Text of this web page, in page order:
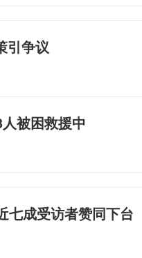
引争议
被困救援中
七成受访者赞同下台